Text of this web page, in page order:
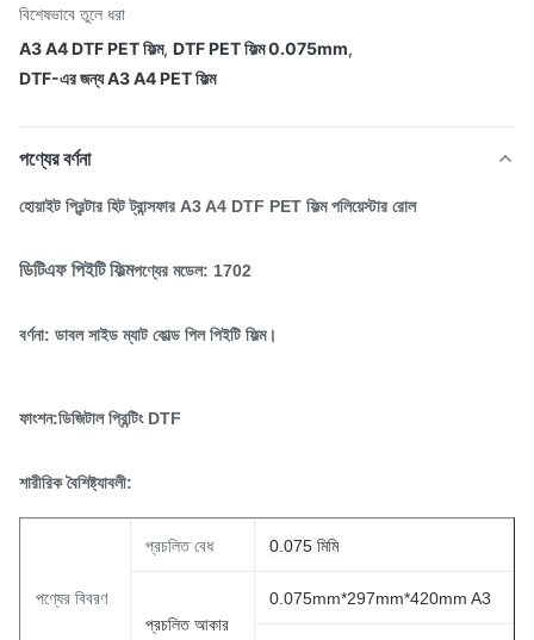
বিশেষভাবে তুলে ধরা
A3 A4 DTF PET ফিল্ম, DTF PET ফিল্ম 0.075mm,
DTF-এর জন্য A3 A4 PET ফিল্ম
পণ্যের বর্ণনা
হোয়াইট প্রিন্টার হিট ট্রান্সফার A3 A4 DTF PET ফিল্ম পলিয়েস্টার রোল
ডিটিএফ পিইটি ফিল্মপণ্যের মডেল: 1702
বর্ণনা: ডাবল সাইড ম্যাট কোল্ড পিল পিইটি ফিল্ম।
ফাংশন:ডিজিটাল প্রিন্টিং DTF
শারীরিক বৈশিষ্ট্যাবলী:
পণ্যের বিবরণ
প্রচলিত বেধ 0.075 মিমি
প্রচলিত আকার
0.075mm*297mm*420mm A3